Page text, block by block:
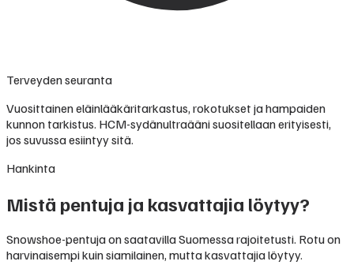
Terveyden seuranta
Vuosittainen eläinlääkäritarkastus, rokotukset ja hampaiden
kunnon tarkistus. HCM-sydänultraääni suositellaan erityisesti,
jos suvussa esiintyy sitä.
Hankinta
Mistä pentuja ja kasvattajia löytyy?
Snowshoe-pentuja on saatavilla Suomessa rajoitetusti. Rotu on
harvinaisempi kuin siamilainen, mutta kasvattajia löytyy.